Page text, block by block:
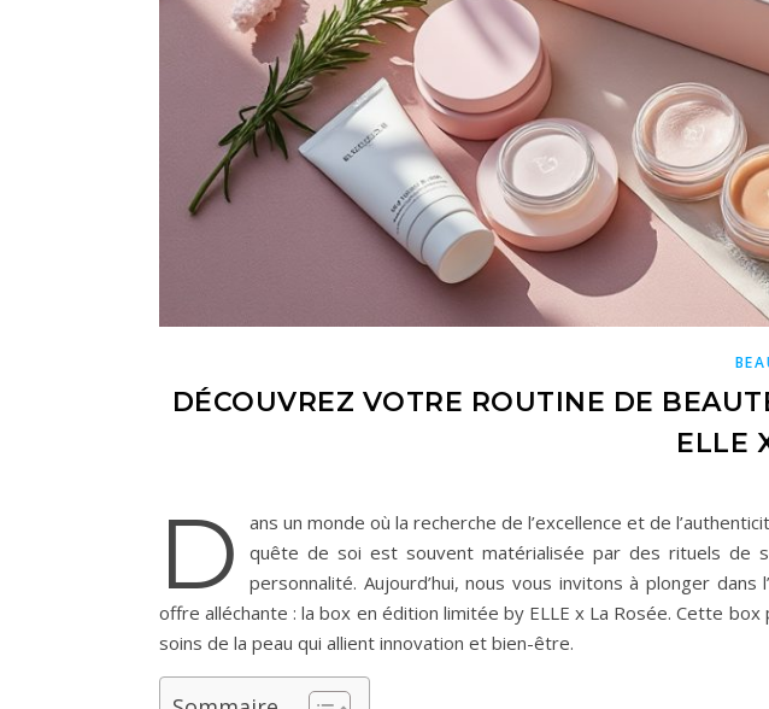
DÉCOUVREZ VOTRE ROUTINE DE
ELLE
D
ans un monde où la recherche de l’excellence et de
quête de soi est souvent matérialisée par des rituels de
personnalité. Aujourd’hui, nous vous invitons à plonger
offre alléchante : la box en édition limitée by ELLE x La Rosée. Cette
soins de la peau qui allient innovation et bien-être.